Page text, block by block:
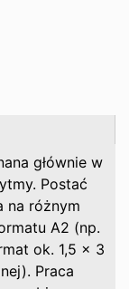
głównie w
Postać
na różnym
A2 (np.
ok. 1,5 x 3
Praca